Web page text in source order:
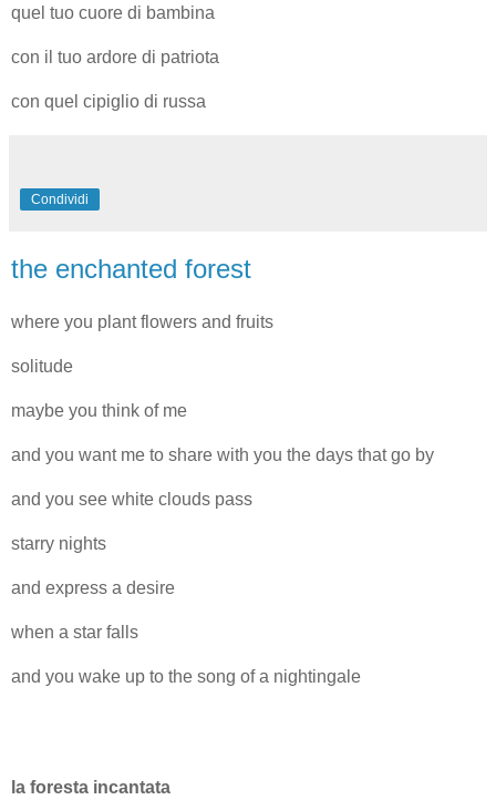
quel tuo cuore di bambina
con il tuo ardore di patriota
con quel cipiglio di russa
Condividi
the enchanted forest
where you plant flowers and fruits
solitude
maybe you think of me
and you want me to share with you the days that go by
and you see white clouds pass
starry nights
and express a desire
when a star falls
and you wake up to the song of a nightingale
la foresta incantata